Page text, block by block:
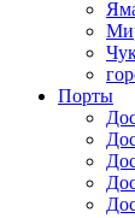
Порты